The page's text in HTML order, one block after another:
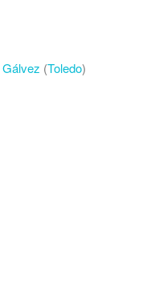
Gálvez (Toledo)